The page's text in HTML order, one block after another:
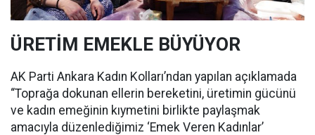
ÜRETİM EMEKLE BÜYÜYOR
AK Parti Ankara Kadın Kolları’ndan yapılan açıklamada
“Toprağa dokunan ellerin bereketini, üretimin gücünü
ve kadın emeğinin kıymetini birlikte paylaşmak
amacıyla düzenlediğimiz ‘Emek Veren Kadınlar’